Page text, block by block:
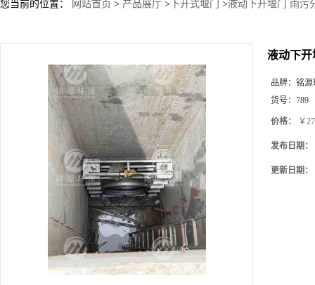
您当前的位置： 网站首页 > 产品展厅 > 下开式堰门 >液动下开堰门 雨污
液动下开
品牌： 铭源
货号： 789
价格： ￥
发布日期：
更新日期：